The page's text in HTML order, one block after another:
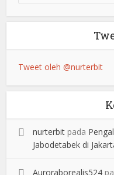
Tweet oleh @nurterbit
nurterbit pada
Jabodetabek di
Auroraborealis524